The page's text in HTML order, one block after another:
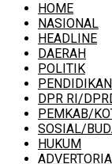
HOME
NASIONAL
HEADLINE
DAERAH
POLITIK
PENDIDIKAN
DPR RI/
PEMKAB/
SOSIAL/
HUKUM